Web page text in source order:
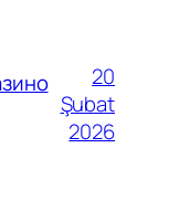
20
Şubat
2026